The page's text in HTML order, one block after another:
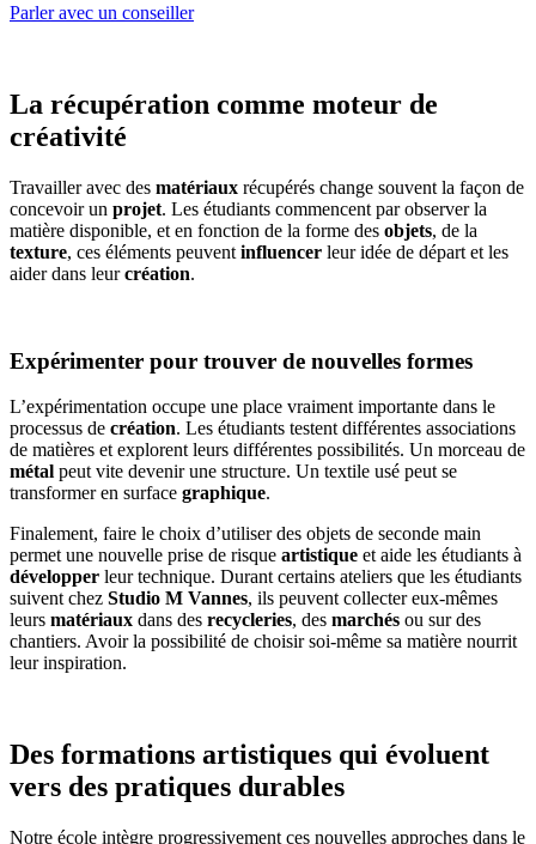
Parler avec un conseiller
La récupération comme moteur de
créativité
Travailler avec des matériaux récupérés change souvent la façon de
concevoir un projet. Les étudiants commencent par observer la
matière disponible, et en fonction de la forme des objets, de la
texture, ces éléments peuvent influencer leur idée de départ et les
aider dans leurcréation.
Expérimenter pour trouver de nouvelles formes
L’expérimentation occupe une place vraiment importante dans le
processus de création. Les étudiants testent différentes associations
de matières et explorent leurs différentes possibilités. Un morceau de
métal peut vite devenir une structure. Un textile usé peut se
transformer en surface graphique.
Finalement, faire le choix d’utiliser des objets de seconde main
permet une nouvelle prise de risque artistique et aide les étudiants à
développer leur technique. Durant certains ateliers que les étudiants
suivent chez Studio M Vannes, ils peuvent collecter eux-mêmes
leurs matériaux dans des recycleries, des marchés ou sur des
chantiers. Avoir la possibilité de choisir soi-même sa matière nourrit
leur inspiration.
Des formations artistiques qui évoluent
vers des pratiques durables
Notre école intègre progressivement ces nouvelles approches dans le